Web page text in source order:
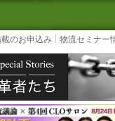
物流ニュースサイト
3PL, SCM
のお申込み 物流セミナー